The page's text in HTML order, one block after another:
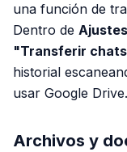
una función de
Dentro de
"Transferir
historial
usar Google Drive.
Archivos y